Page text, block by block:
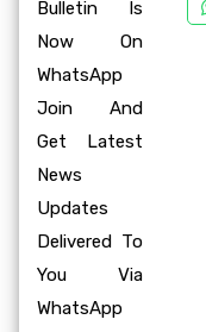
Bulletin Is
Now On
WhatsApp
Join And
Get Latest
News
Updates
Delivered To
You Via
WhatsApp